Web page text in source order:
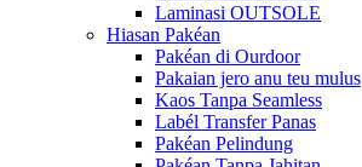
Laminasi OUTSOLE
Hiasan Pakéan
Pakéan di Ourdoor
Pakaian jero anu teu mulus
Kaos Tanpa Seamless
Labél Transfer Panas
Pakéan Pelindung